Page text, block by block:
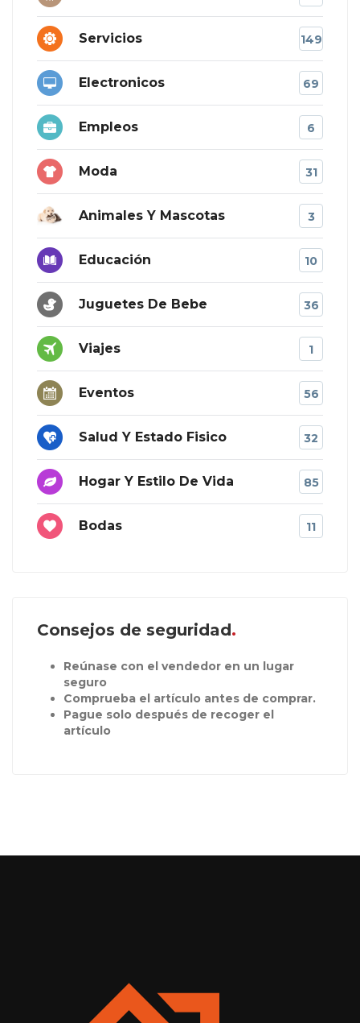
Servicios 149
Electronicos 69
Empleos 6
Moda 31
Animales Y Mascotas 3
Educación 10
Juguetes De Bebe 36
Viajes 1
Eventos 56
Salud Y Estado Fisico 32
Hogar Y Estilo De Vida 85
Bodas 11
Consejos de seguridad
Reúnase con el vendedor en un lugar
seguro
Comprueba el artículo antes de comprar.
Pague solo después de recoger el
artículo